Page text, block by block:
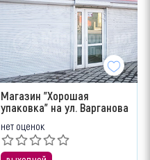
Магазин "Хорошая
упаковка" на ул. Варганова
нет оценок